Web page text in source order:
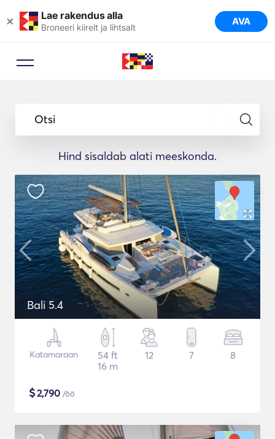
× Lae rakendus alla
Broneeri kiirelt ja lihtsalt AVA
Otsi
Hind sisaldab alati meeskonda.
Bali 5.4
Katamaraan
54 ft
16 m
12 7 8
$2,790 /öö